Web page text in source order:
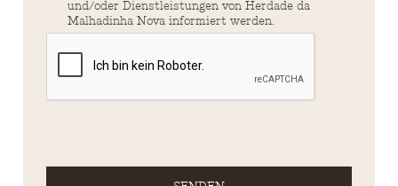
und/oder Dienstleistungen von Herdade da
Malhadinha Nova informiert werden.